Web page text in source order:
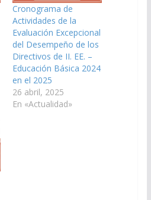
Cronograma de
Actividades de la
Evaluación Excepcional
del Desempeño de los
Directivos de II. EE. –
Educación Básica 2024
en el 2025
26 abril, 2025
En «Actualidad»